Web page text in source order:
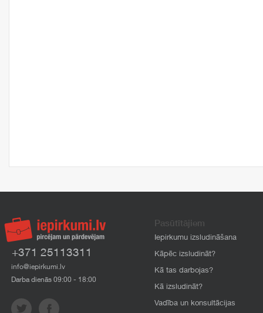
+371 25113311
info@iepirkumi.lv
Darba dienās 09:00 - 18:00
Pasūtītājiem
Iepirkumu izsludināšana
Kāpēc izsludināt?
Kā tas darbojas?
Kā izsludināt?
Vadība un konsultācijas